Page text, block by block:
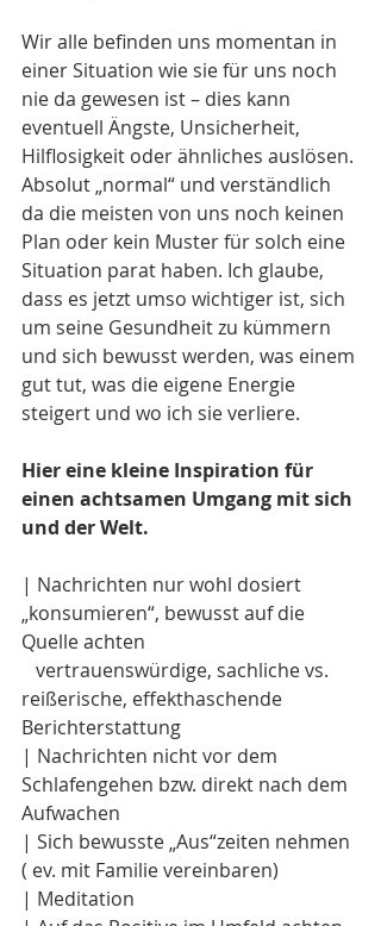
Wir alle befinden uns momentan in
einer Situation wie sie für uns noch
nie da gewesen ist – dies kann
eventuell Ängste, Unsicherheit,
Hilflosigkeit oder ähnliches auslösen.
Absolut „normal“ und verständlich
da die meisten von uns noch keinen
Plan oder kein Muster für solch eine
Situation parat haben. Ich glaube,
dass es jetzt umso wichtiger ist, sich
um seine Gesundheit zu kümmern
und sich bewusst werden, was einem
gut tut, was die eigene Energie
steigert und wo ich sie verliere.
Hier eine kleine Inspiration für
einen achtsamen Umgang mit sich
und der Welt.
| Nachrichten nur wohl dosiert
„konsumieren“, bewusst auf die
Quelle achten
reißerische, effekthaschende
Berichterstattung
| Nachrichten nicht vor dem
Schlafengehen bzw. direkt nach dem
Aufwachen
| Sich bewusste „Aus“zeiten nehmen
( ev. mit Familie vereinbaren)
| Meditation